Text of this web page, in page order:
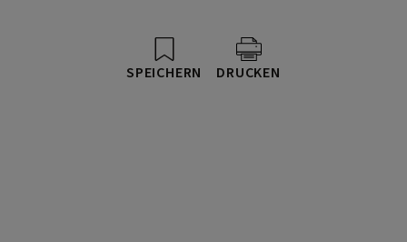
SPEICHERN DRUCKEN